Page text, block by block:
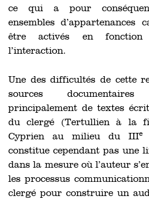
ce qui a pour
ensembles d’appartenances
être activés en
l’interaction.
Une des difficultés de cette
sources
principalement de textes
du clergé (Tertullien à la
Cyprien au milieu du IIIe
constitue cependant pas une
dans la mesure où l’auteur
les processus
clergé pour construire un